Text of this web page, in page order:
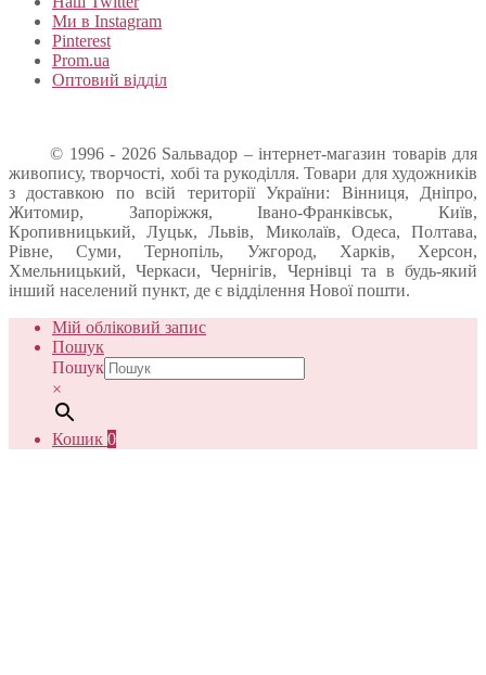
Ми в Instagram
Pinterest
Prom.ua
Оптовий відділ
© 1996 - 2026 Sальвадор – інтернет-магазин товарів для
живопису, творчості, хобі та рукоділля. Товари для художників
з доставкою по всій території України: Вінниця, Дніпро,
Житомир, Запоріжжя, Івано-Франківськ, Київ,
Кропивницький, Луцьк, Львів, Миколаїв, Одеса, Полтава,
Рівне, Суми, Тернопіль, Ужгород, Харків, Херсон,
Хмельницький, Черкаси, Чернігів, Чернівці та в будь-який
інший населений пункт, де є відділення Нової пошти.
Мій обліковий запис
Пошук
Пошук
×
Кошик 0